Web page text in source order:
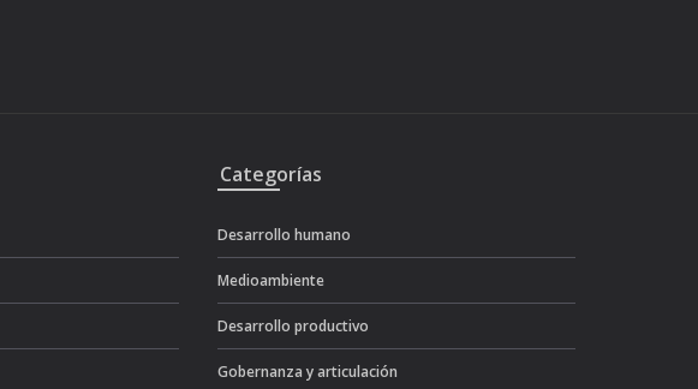
Categorías
Desarrollo humano
Medioambiente
Desarrollo productivo
Gobernanza y articulación